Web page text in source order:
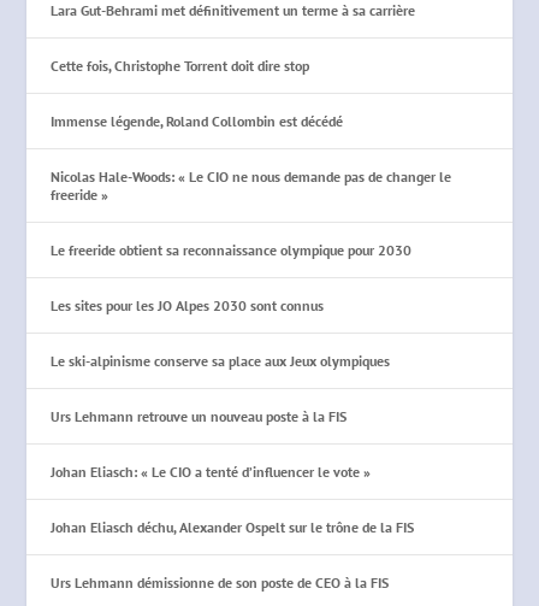
Lara Gut-Behrami met définitivement un terme à sa carrière
Cette fois, Christophe Torrent doit dire stop
Immense légende, Roland Collombin est décédé
Nicolas Hale-Woods: « Le CIO ne nous demande pas de changer le
freeride »
Le freeride obtient sa reconnaissance olympique pour 2030
Les sites pour les JO Alpes 2030 sont connus
Le ski-alpinisme conserve sa place aux Jeux olympiques
Urs Lehmann retrouve un nouveau poste à la FIS
Johan Eliasch: « Le CIO a tenté d’influencer le vote »
Johan Eliasch déchu, Alexander Ospelt sur le trône de la FIS
Urs Lehmann démissionne de son poste de CEO à la FIS